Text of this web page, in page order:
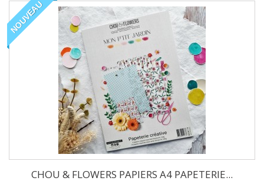
NOUVEAU
CHOU & FLOWERS PAPIERS A4 PAPETERIE...